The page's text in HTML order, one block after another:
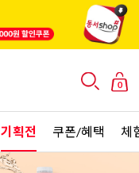
0
기획전 쿠폰/혜택 체